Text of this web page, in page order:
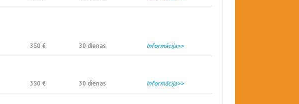
350 € 30 dienas Informācija>>
350 € 30 dienas Informācija>>